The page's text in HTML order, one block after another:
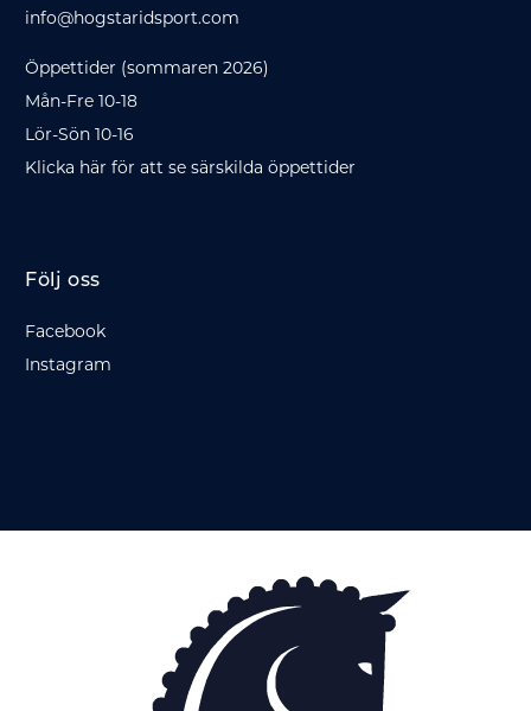
info@hogstaridsport.com
Öppettider (sommaren 2026)
Mån-Fre 10-18
Lör-Sön 10-16
Klicka här för att se särskilda öppettider
Följ oss
Facebook
Instagram